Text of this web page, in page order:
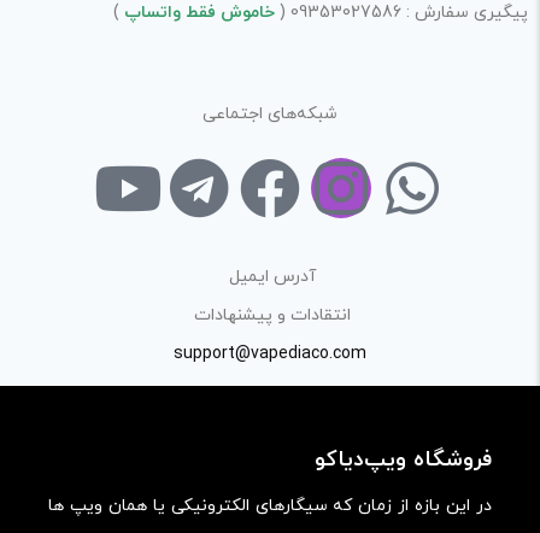
پیگیری سفارش : 09353027586 (
خاموش فقط واتساپ )
شبکه‌های اجتماعی
آدرس ایمیل
انتقادات و پیشنهادات
support@vapediaco.com
فروشگاه ویپ‌دیاکو
در این بازه از زمان که سیگارهای الکترونیکی یا همان ویپ ها